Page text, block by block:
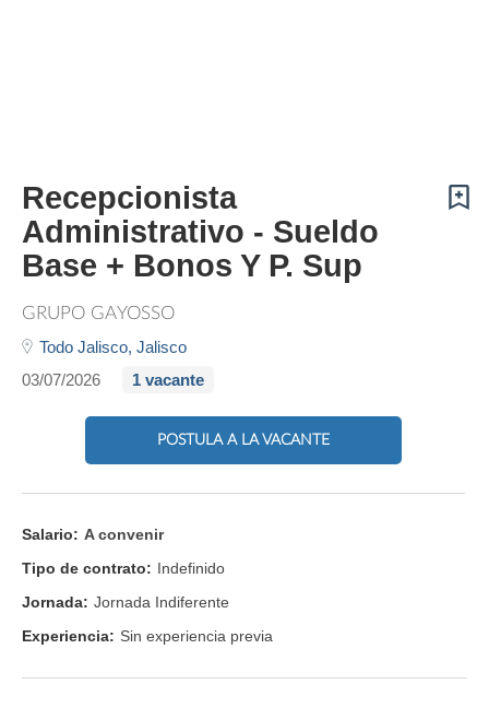
Recepcionista
Administrativo - Sueldo
Base + Bonos Y P. Sup
GRUPO GAYOSSO
Todo Jalisco, Jalisco
03/07/2026
1 vacante
POSTULA A LA VACANTE
Salario: A convenir
Tipo de contrato: Indefinido
Jornada: Jornada Indiferente
Experiencia: Sin experiencia previa